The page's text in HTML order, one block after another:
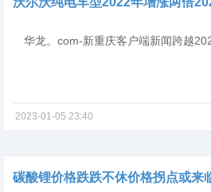
2023-01-05 23:40
碳酸锂价格跌跌不休价格拐点或来